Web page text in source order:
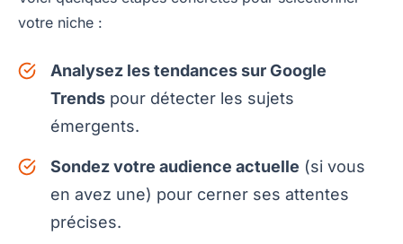
votre niche :
Analysez les tendances sur Google
Trends pour détecter les sujets
émergents.
Sondez votre audience actuelle (si vous
en avez une) pour cerner ses attentes
précises.